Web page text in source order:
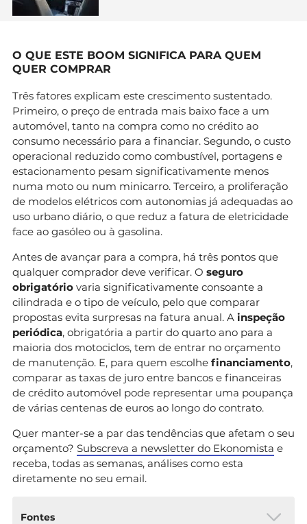
O QUE ESTE BOOM SIGNIFICA PARA QUEM
QUER COMPRAR
Três fatores explicam este crescimento sustentado.
Primeiro, o preço de entrada mais baixo face a um
automóvel, tanto na compra como no crédito ao
consumo necessário para a financiar. Segundo, o custo
operacional reduzido como combustível, portagens e
estacionamento pesam significativamente menos
numa moto ou num minicarro. Terceiro, a proliferação
de modelos elétricos com autonomias já adequadas ao
uso urbano diário, o que reduz a fatura de eletricidade
face ao gasóleo ou à gasolina.
Antes de avançar para a compra, há três pontos que
qualquer comprador deve verificar. O seguro
obrigatório varia significativamente consoante a
cilindrada e o tipo de veículo, pelo que comparar
propostas evita surpresas na fatura anual. A inspeção
periódica, obrigatória a partir do quarto ano para a
maioria dos motociclos, tem de entrar no orçamento
de manutenção. E, para quem escolhe financiamento,
comparar as taxas de juro entre bancos e financeiras
de crédito automóvel pode representar uma poupança
de várias centenas de euros ao longo do contrato.
Quer manter-se a par das tendências que afetam o seu
orçamento? Subscreva a newsletter do Ekonomista e
receba, todas as semanas, análises como esta
diretamente no seu email.
Fontes